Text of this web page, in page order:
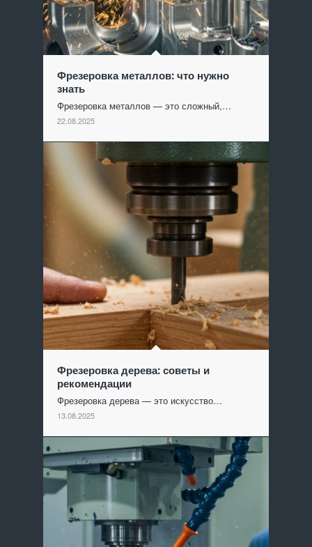
Фрезеровка металлов: что нужно
знать
Фрезеровка металлов — это сложный,…
22.08.2025
Фрезеровка дерева: советы и
рекомендации
Фрезеровка дерева — это искусство…
13.08.2025